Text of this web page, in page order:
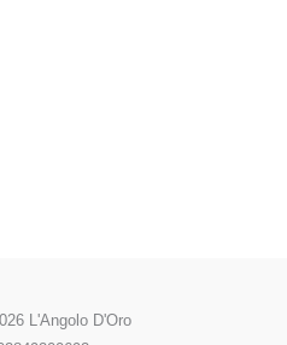
L'Angolo D'Oro